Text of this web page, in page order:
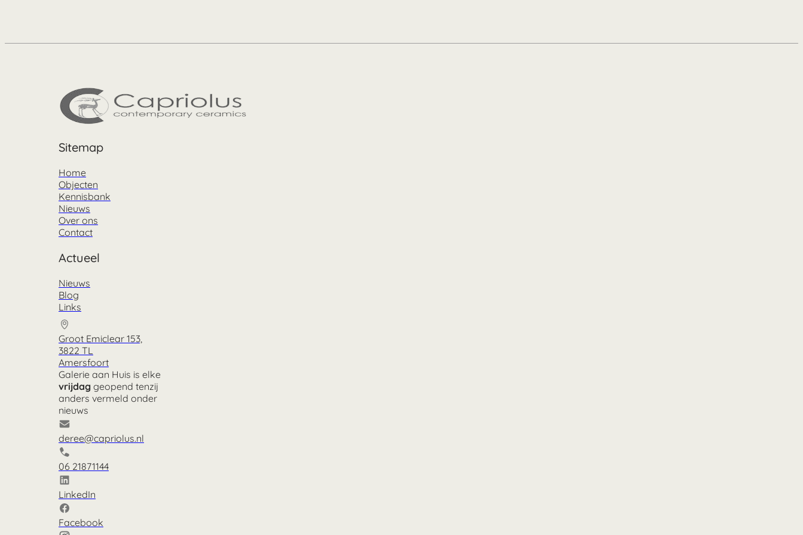
Sitemap
Home
Objecten
Kennisbank
Nieuws
Over ons
Contact
Actueel
Nieuws
Blog
Links
Groot Emiclear 153,
3822 TL
Amersfoort
Galerie aan Huis is elke
vrijdag geopend tenzij
anders vermeld onder
nieuws
deree@capriolus.nl
06 21871144
LinkedIn
Facebook